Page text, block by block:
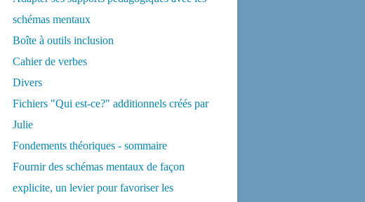
schémas mentaux
Boîte à outils inclusion
Cahier de verbes
Divers
Fichiers "Qui est-ce?" additionnels créés par
Julie
Fondements théoriques - sommaire
Fournir des schémas mentaux de façon
explicite, un levier pour favoriser les